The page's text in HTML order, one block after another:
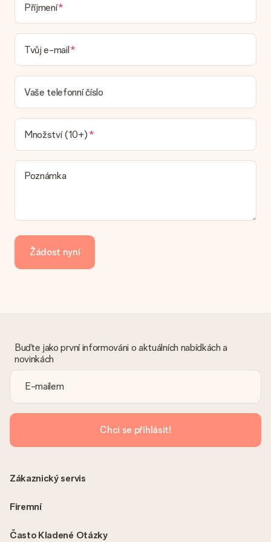
Dodací lhůta, možnosti dodání a náklady na
doručení
Mohu si vybrat datum dodání?
Není možné zvolit konkrétní datum dodání.
Jaká je dodací lhůta a kdy dostávám dárek?
Dodací lhůtu naleznete na stránce produktu. Můžete věřit, že
náš dopravce vám dodá váš dárek.
Jaké možnosti doručení si mohu vybrat?
V současné době není možné zvolit možnost doručení. Dárek,
který chcete objednat, je buď odeslán jako balíček nebo jako
doručování poštovní schránky. Chcete vědět, na kterou
možnost spadá vaše objednávka? Kontaktujte prosím náš
zákaznický servis.
Jak mohu zaplatit objednávku?
kartu, fakturu přes Klarna nebo ruční převod. V případě ručního
převodu platby prosím vezměte v úvahu dodací lhůtu 3 dny
navíc.
vhodné řešení.
Je faktura odeslána spolu s objednávkou?
vždy v potvrzovacím e-mailu a vždy ji najdete ve svém účtu
MySurprise. To znamená, že můžete dar doručit přímo
příjemci, což je opravdovým překvapením!
Příjmení
Tvůj e-mail
Vaše telefonní číslo
Množství (10+)
Poznámka
Žádost nyní
Buďte jako první informováni o aktuálních nabídkách a
novinkách
Chci se přihlásit!
Často Kladené Otázky
Zákaznický servis
Firemní